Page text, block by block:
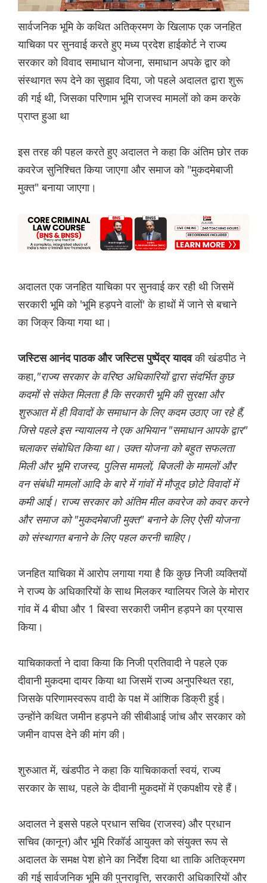
सार्वजनिक भूमि के कथित अतिक्रमण के खिलाफ एक जनहित
याचिका पर सुनवाई करते हुए मध्य प्रदेश हाईकोर्ट ने राज्य
सरकार को विवाद समाधान योजना, समाधान अपके द्वार को
संस्थागत रूप देने का सुझाव दिया, जो पहले अदालत द्वारा शुरू
की गई थी, जिसका परिणाम भूमि राजस्व मामलों को कम करके
प्राप्त हुआ था
इस तरह की पहल करते हुए अदालत ने कहा कि अंतिम छोर तक
कवरेज सुनिश्चित किया जाएगा और समाज को "मुकदमेबाजी
मुक्त" बनाया जाएगा।
अदालत एक जनहित याचिका पर सुनवाई कर रही थी जिसमें
सरकारी भूमि को 'भूमि हड़पने वालों' के हाथों में जाने से बचाने
का जिक्र किया गया था।
जस्टिस आनंद पाठक और जस्टिस पुष्पेंद्र यादवकी खंडपीठ ने
कहा,"राज्य सरकार के वरिष्ठ अधिकारियों द्वारा संदर्भित कुछ
कदमों से संकेत मिलता है कि सरकारी भूमि की सुरक्षा और
शुरुआत में ही विवादों के समाधान के लिए कदम उठाए जा रहे हैं,
जिसे पहले इस न्यायालय ने एक अभियान "समाधान आपके द्वार"
चलाकर संबोधित किया था। उक्त योजना को बहुत सफलता
मिली और भूमि राजस्व, पुलिस मामलों, बिजली के मामलों और
वन संबंधी मामलों आदि के बारे में गांवों में मौजूद छोटे विवादों में
कमी आई। राज्य सरकार को अंतिम मील कवरेज को कवर करने
और समाज को "मुकदमेबाजी मुक्त" बनाने के लिए ऐसी योजना
को संस्थागत बनाने के लिए पहल करनी चाहिए।
जनहित याचिका में आरोप लगाया गया है कि कुछ निजी व्यक्तियों
ने राज्य के अधिकारियों के साथ मिलकर ग्वालियर जिले के मोरार
गांव में 4 बीघा और 1 बिस्वा सरकारी जमीन हड़पने का प्रयास
किया।
याचिकाकर्ता ने दावा किया कि निजी प्रतिवादी ने पहले एक
दीवानी मुकदमा दायर किया था जिसमें राज्य अनुपस्थित रहा,
जिसके परिणामस्वरूप वादी के पक्ष में आंशिक डिक्री हुई।
उन्होंने कथित जमीन हड़पने की सीबीआई जांच और सरकार को
जमीन वापस देने की मांग की।
शुरुआत में, खंडपीठ ने कहा कि याचिकाकर्ता स्वयं, राज्य
सरकार के साथ, पहले के दीवानी मुकदमों में एकपक्षीय रहे हैं।
अदालत ने इससे पहले प्रधान सचिव (राजस्व) और प्रधान
सचिव (कानून) और भूमि रिकॉर्ड आयुक्त को संयुक्त रूप से
अदालत के समक्ष पेश होने का निर्देश दिया था ताकि अतिक्रमण
की गई सार्वजनिक भूमि की पुनरावृत्ति, सरकारी अधिकारियों और